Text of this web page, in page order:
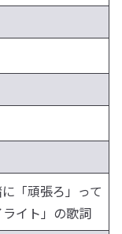
「頑張ろ」って
イト」の歌詞